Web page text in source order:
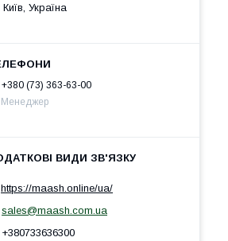
Київ, Україна
+380 (73) 363-63-00
Менеджер
https://maash.online/ua/
sales@maash.com.ua
+380733636300